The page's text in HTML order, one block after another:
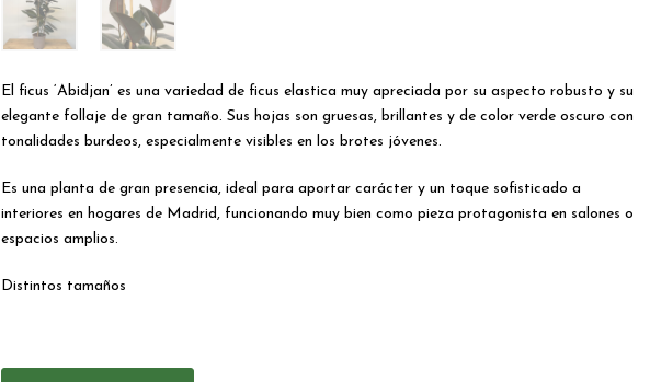
El ficus ‘Abidjan’ es una variedad de ficus elastica muy apreciada por su aspecto robusto y su
elegante follaje de gran tamaño. Sus hojas son gruesas, brillantes y de color verde oscuro con
tonalidades burdeos, especialmente visibles en los brotes jóvenes.
Es una planta de gran presencia, ideal para aportar carácter y un toque sofisticado a
interiores en hogares de Madrid, funcionando muy bien como pieza protagonista en salones o
espacios amplios.
Distintos tamaños